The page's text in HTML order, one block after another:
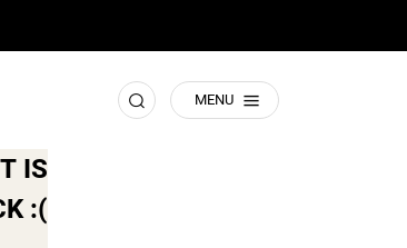
MENU חפש
IS
:(